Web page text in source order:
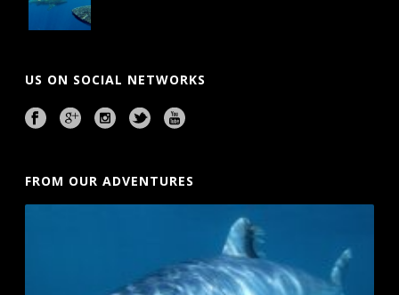
US ON SOCIAL NETWORKS
FROM OUR ADVENTURES